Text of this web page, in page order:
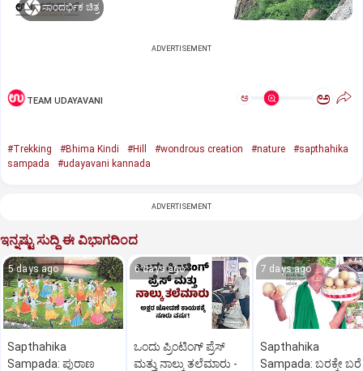
ಸಾಂದರ್ಭಿಕ ಚಿತ್ರ
ADVERTISEMENT
TEAM UDAYAVANI ಅ ಅ
#Trekking #Bhima Kindi #Hill #wondrous creation #nature
#sapthahika
sampada
#udayavani kannada
ADVERTISEMENT
ಇನ್ನಷ್ಟು ಸುದ್ದಿ ಈ ವಿಭಾಗದಿಂದ
5 days ago
Sapthahika
Sampada: ಪುರಾಣ
6 days ago
ಒಂದು ಪ್ರಿಂಟಿಂಗ್ ಪ್ರೆಸ್
ಮತ್ತು ನಾಲ್ಕು ತಲೆಮಾರು -
7 days ago
Sapthahika
Sampada: ಬರಕ್ಕೇ ಬರೆ